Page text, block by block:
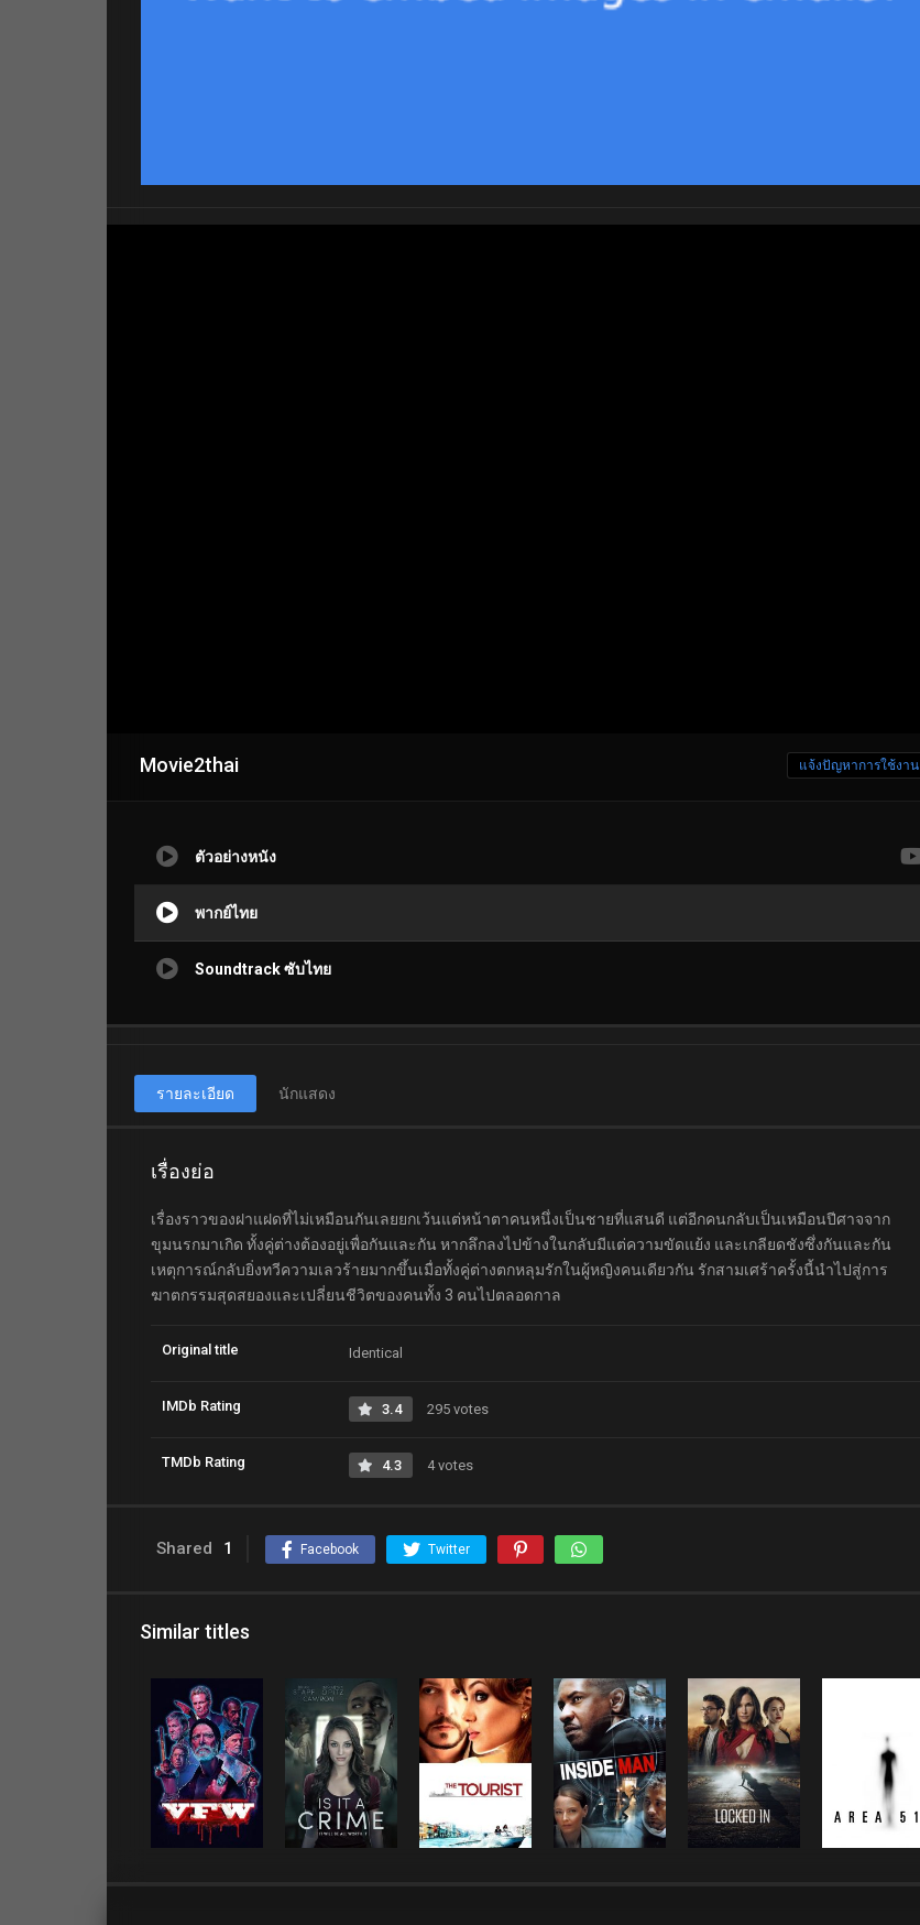
Movie2thai แจ้งปัญหาการใช้งาน
ตัวอย่างหนัง
พากย์ไทย
Soundtrack ซับไทย
รายละเอียด นักแสดง
เรื่องย่อ
เรื่องราวของฝาแฝดที่ไม่เหมือนกันเลยยกเว้นแต่หน้าตาคนหนึ่งเป็นชายที่แสนดี แต่อีกคนกลับเป็นเหมือนปีศาจจาก
ขุมนรกมาเกิด ทั้งคู่ต่างต้องอยู่เพื่อกันและกัน หากลึกลงไปข้างในกลับมีแต่ความขัดแย้ง และเกลียดชังซึ่งกันและกัน
เหตุการณ์กลับยิ่งทวีความเลวร้ายมากขึ้นเมื่อทั้งคู่ต่างตกหลุมรักในผู้หญิงคนเดียวกัน รักสามเศร้าครั้งนี้นำไปสู่การ
ฆาตกรรมสุดสยองและเปลี่ยนชีวิตของคนทั้ง 3 คนไปตลอดกาล
Original title Identical
IMDb Rating 3.4 295 votes
TMDb Rating 4.3 4 votes
Shared 1 Facebook Twitter
Similar titles